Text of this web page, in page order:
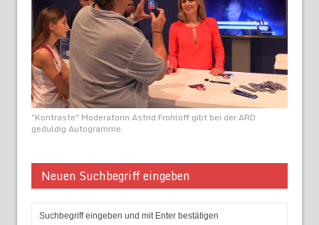
"Kontraste" Moderatorin Astrid Frohloff gibt bei der ARD
geduldig Autogramme.
Neuen Suchbegriff eingeben